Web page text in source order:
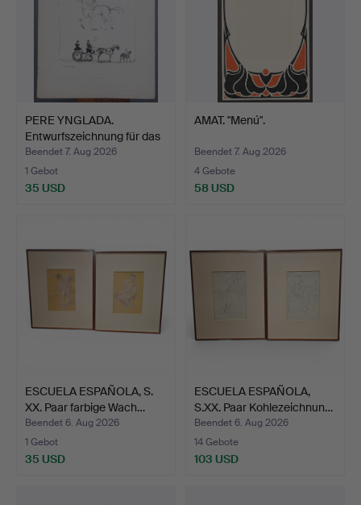
PERE YNGLADA.
Entwurfszeichnung für das
Ti…
Beendet 7. Aug 2026
1 Gebot
35 USD
AMAT. "Menú".
Beendet 7. Aug 2026
4 Gebote
58 USD
ESCUELA ESPAÑOLA, S.
XX. Paar farbige Wach…
Beendet 6. Aug 2026
1 Gebot
35 USD
ESCUELA ESPAÑOLA,
S.XX. Paar Kohlezeichnun…
Beendet 6. Aug 2026
14 Gebote
103 USD